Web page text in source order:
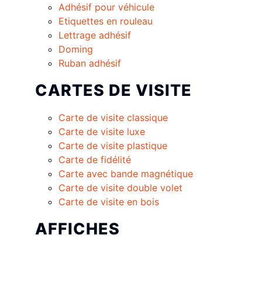
Adhésif pour véhicule
Etiquettes en rouleau
Lettrage adhésif
Doming
Ruban adhésif
CARTES DE VISITE
Carte de visite classique
Carte de visite luxe
Carte de visite plastique
Carte de fidélité
Carte avec bande magnétique
Carte de visite double volet
Carte de visite en bois
AFFICHES